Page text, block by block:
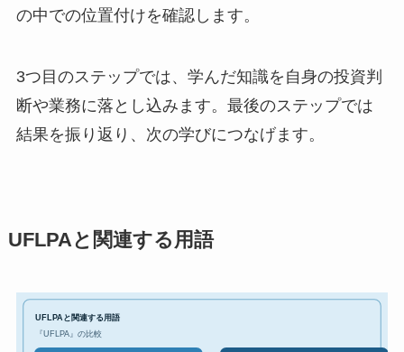
の中での位置付けを確認します。
3つ目のステップでは、学んだ知識を自身の投資判
断や業務に落とし込みます。最後のステップでは
結果を振り返り、次の学びにつなげます。
UFLPAと関連する用語
UFLPAと関連する用語
『UFLPA』の比較